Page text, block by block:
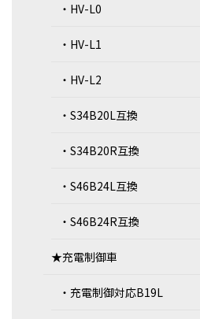
・HV-L0
・HV-L1
・HV-L2
・S34B20L互換
・S34B20R互換
・S46B24L互換
・S46B24R互換
★充電制御車
・充電制御対応B19L